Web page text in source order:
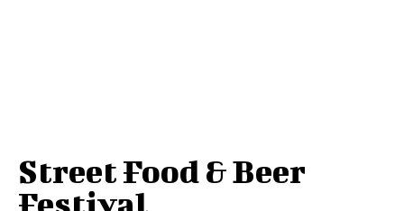
Street Food & Beer
Festival